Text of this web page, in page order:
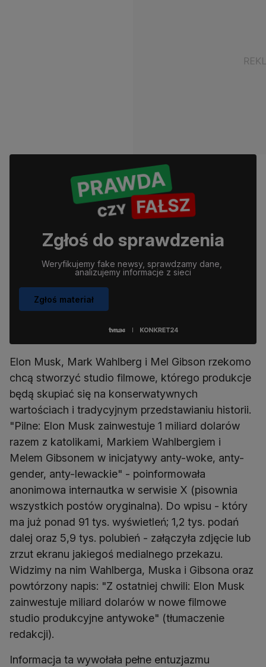
Zgłoś do sprawdzenia
Weryfikujemy fake newsy, sprawdzamy dane,
analizujemy informacje z sieci
Zgłoś materiał
Elon Musk, Mark Wahlberg i Mel Gibson rzekomo
chcą stworzyć studio filmowe, którego produkcje
będą skupiać się na konserwatywnych
wartościach i tradycyjnym przedstawianiu historii.
"Pilne: Elon Musk zainwestuje 1 miliard dolarów
razem z katolikami, Markiem Wahlbergiem i
Melem Gibsonem w inicjatywy anty-woke, anty-
gender, anty-lewackie" - poinformowała
anonimowa internautka w serwisie X (pisownia
wszystkich postów oryginalna). Do wpisu - który
ma już ponad 91 tys. wyświetleń; 1,2 tys. podań
dalej oraz 5,9 tys. polubień - załączyła zdjęcie lub
zrzut ekranu jakiegoś medialnego przekazu.
Widzimy na nim Wahlberga, Muska i Gibsona oraz
powtórzony napis: "Z ostatniej chwili: Elon Musk
zainwestuje miliard dolarów w nowe filmowe
studio produkcyjne antywoke" (tłumaczenie
redakcji).
Informacja ta wywołała pełne entuzjazmu